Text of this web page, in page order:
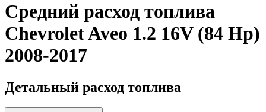
Средний расход топлива
Chevrolet Aveo 1.2 16V (84 Hp)
2008-2017
Детальный расход топлива